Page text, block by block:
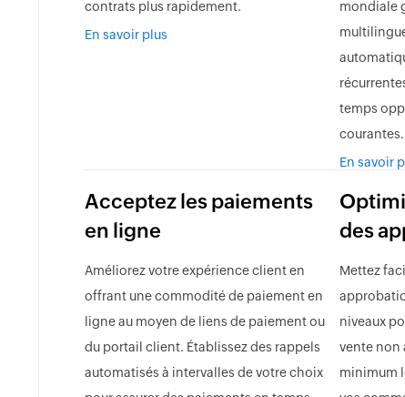
contrats plus rapidement.
En savoir plus
mondiale
temps
courantes.
En savoir
Acceptez les paiements
en ligne
Améliorez votre expérience client en
offrant une commodité de paiement en
ligne au moyen de liens de paiement ou
du portail client. Établissez des rappels
automatisés à intervalles de votre choix
des
Mettez
niveaux
vente non
minimum